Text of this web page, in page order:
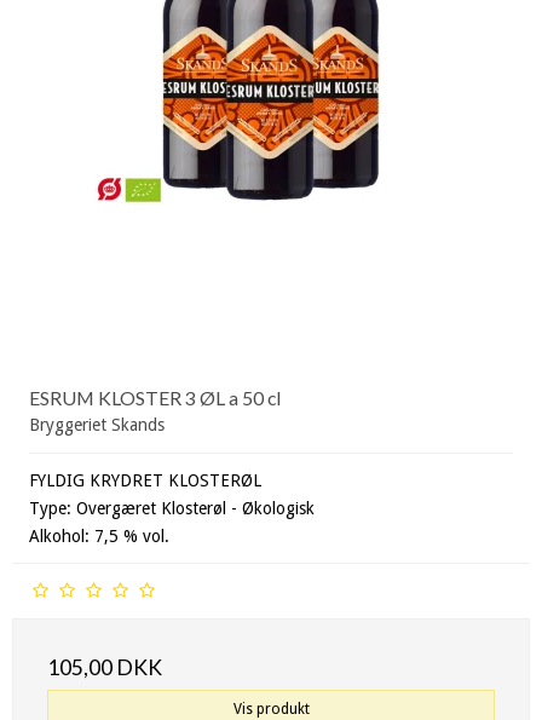
ESRUM KLOSTER 3 ØL a 50 cl
Bryggeriet Skands
FYLDIG KRYDRET KLOSTERØL
Type: Overgæret Klosterøl - Økologisk
Alkohol: 7,5 % vol.
105,00 DKK
Vis produkt